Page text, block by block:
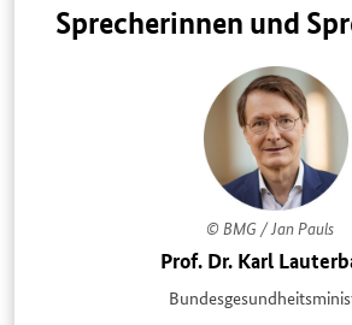
Sprecherinnen und
© BMG / Jan Pauls
Prof. Dr. Karl